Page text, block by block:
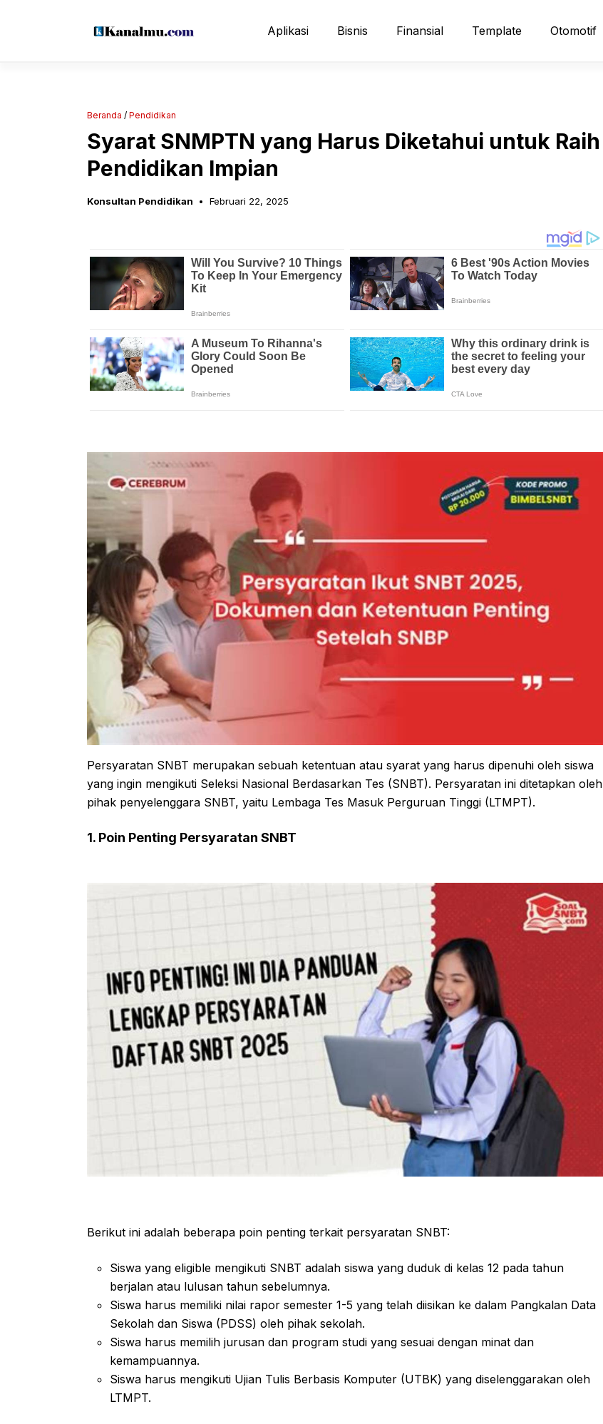
Aplikasi Bisnis Finansial Template Otomotif
Beranda / Pendidikan
Syarat SNMPTN yang Harus Diketahui untuk Raih
Pendidikan Impian
Konsultan Pendidikan Februari 22, 2025
Persyaratan SNBT merupakan sebuah ketentuan atau syarat yang harus dipenuhi oleh siswa
yang ingin mengikuti Seleksi Nasional Berdasarkan Tes (SNBT). Persyaratan ini ditetapkan oleh
pihak penyelenggara SNBT, yaitu Lembaga Tes Masuk Perguruan Tinggi (LTMPT).
1. Poin Penting Persyaratan SNBT
Berikut ini adalah beberapa poin penting terkait persyaratan SNBT:
Siswa yang eligible mengikuti SNBT adalah siswa yang duduk di kelas 12 pada tahun
berjalan atau lulusan tahun sebelumnya.
Siswa harus memiliki nilai rapor semester 1-5 yang telah diisikan ke dalam Pangkalan Data
Sekolah dan Siswa (PDSS) oleh pihak sekolah.
Siswa harus memilih jurusan dan program studi yang sesuai dengan minat dan
kemampuannya.
Siswa harus mengikuti Ujian Tulis Berbasis Komputer (UTBK) yang diselenggarakan oleh
LTMPT.